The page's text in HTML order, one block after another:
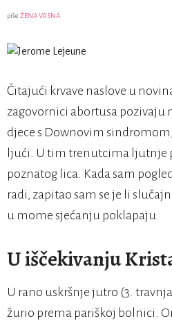
piše ŽENA VRSNA
Čitajući krvave naslove u
zagovornici abortusa pozivaju
djece s Downovim
ljući. U tim trenutcima ljutnje
poznatog lica. Kada sam
radi, zapitao sam se je li
u mome sjećanju poklapaju.
U iščekivanju
U rano uskršnje jutro (3.
žurio prema pariškoj bolnici.